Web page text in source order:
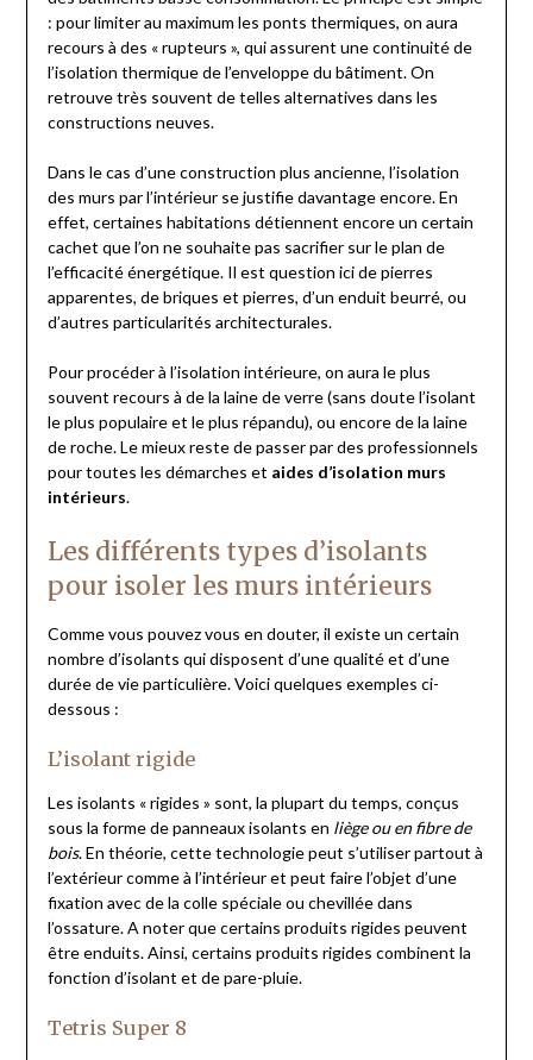
: pour limiter au maximum les ponts thermiques, on aura
recours à des « rupteurs », qui assurent une continuité de
l’isolation thermique de l’enveloppe du bâtiment. On
retrouve très souvent de telles alternatives dans les
constructions neuves.
Dans le cas d’une construction plus ancienne, l’isolation
des murs par l’intérieur se justifie davantage encore. En
effet, certaines habitations détiennent encore un certain
cachet que l’on ne souhaite pas sacrifier sur le plan de
l’efficacité énergétique. Il est question ici de pierres
apparentes, de briques et pierres, d’un enduit beurré, ou
d’autres particularités architecturales.
Pour procéder à l’isolation intérieure, on aura le plus
souvent recours à de la laine de verre (sans doute l’isolant
le plus populaire et le plus répandu), ou encore de la laine
de roche. Le mieux reste de passer par des professionnels
pour toutes les démarches et aides d’isolation murs
intérieurs.
Les différents types d’isolants
pour isoler les murs intérieurs
Comme vous pouvez vous en douter, il existe un certain
nombre d’isolants qui disposent d’une qualité et d’une
durée de vie particulière. Voici quelques exemples ci-
dessous :
L’isolant rigide
Les isolants « rigides » sont, la plupart du temps, conçus
sous la forme de panneaux isolants en liège ou en fibre de
bois. En théorie, cette technologie peut s’utiliser partout à
l’extérieur comme à l’intérieur et peut faire l’objet d’une
fixation avec de la colle spéciale ou chevillée dans
l’ossature. A noter que certains produits rigides peuvent
être enduits. Ainsi, certains produits rigides combinent la
fonction d’isolant et de pare-pluie.
Tetris Super 8